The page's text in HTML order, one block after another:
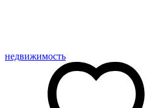
недвижимость